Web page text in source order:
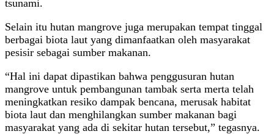
tsunami.
Selain itu hutan mangrove juga merupakan tempat tinggal
berbagai biota laut yang dimanfaatkan oleh masyarakat
pesisir sebagai sumber makanan.
“Hal ini dapat dipastikan bahwa penggusuran hutan
mangrove untuk pembangunan tambak serta merta telah
meningkatkan resiko dampak bencana, merusak habitat
biota laut dan menghilangkan sumber makanan bagi
masyarakat yang ada di sekitar hutan tersebut,” tegasnya.